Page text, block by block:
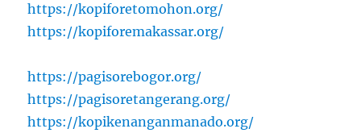
https://kopiforetomohon.org/
https://kopiforemakassar.org/
https://pagisorebogor.org/
https://pagisoretangerang.org/
https://kopikenanganmanado.org/